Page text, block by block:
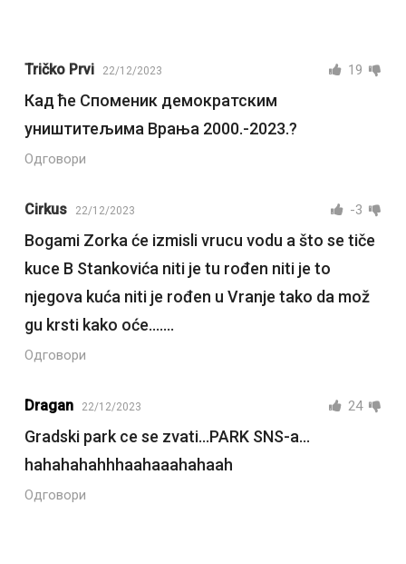
Tričko Prvi 22/12/2023 19
Кад ће Споменик демократским
уништитељима Врања 2000.-2023.?
Одговори
Cirkus 22/12/2023 -3
Bogami Zorka će izmisli vrucu vodu a što se tiče
kuce B Stankovića niti je tu rođen niti je to
njegova kuća niti je rođen u Vranje tako da mož
gu krsti kako oće…….
Одговори
Dragan 22/12/2023 24
Gradski park ce se zvati…PARK SNS-a…
hahahahahhhaahaaahahaah
Одговори